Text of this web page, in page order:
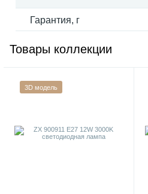
Гарантия, г
Товары коллекции
3D модель